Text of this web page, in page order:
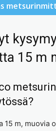
15 m
15 m, muovia